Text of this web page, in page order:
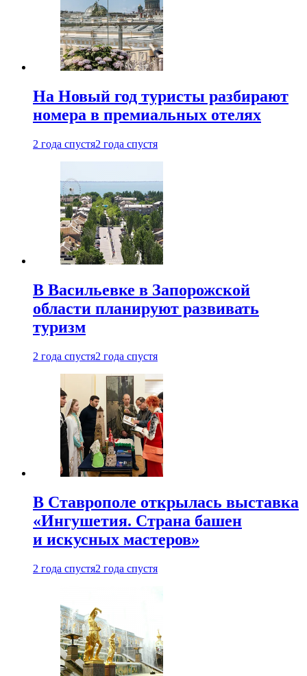
На Новый год туристы разбирают
номера в премиальных отелях
2 года спустя2 года спустя
В Васильевке в Запорожской
области планируют развивать
туризм
2 года спустя2 года спустя
В Ставрополе открылась выставка
«Ингушетия. Страна башен
и искусных мастеров»
2 года спустя2 года спустя